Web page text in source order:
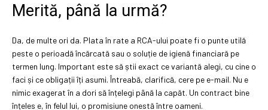
Merită, până la urmă?
Da, de multe ori da. Plata în rate a RCA-ului poate fi o punte utilă
peste o perioadă încărcată sau o soluție de igienă financiară pe
termen lung. Important este să știi exact ce variantă alegi, cu cine o
faci și ce obligații îți asumi. Întreabă, clarifică, cere pe e-mail. Nu e
nimic exagerat în a dori să înțelegi până la capăt. Un contract bine
înțeles e, în felul lui, o promisiune onestă între oameni.